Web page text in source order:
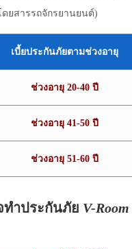
ยสารรถจักรยานยนต์)
เบี้ยประกันภัยตามช่วงอายุ
ช่วงอายุ 20-40 ปี
ช่วงอายุ 41-50 ปี
ช่วงอายุ 51-60 ปี
ทำประกันภัย V-Room